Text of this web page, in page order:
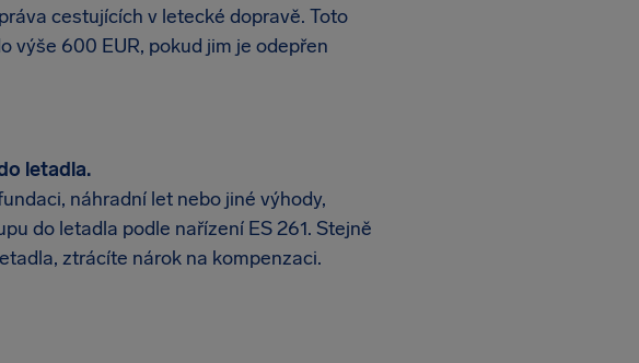
cestujících v letecké dopravě. Toto
výše 600 EUR, pokud jim je odepřen
letadla.
náhradní let nebo jiné výhody,
do letadla podle nařízení ES 261. Stejně
ztrácíte nárok na kompenzaci.